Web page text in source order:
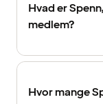
Hvad er
medlem?
Hvor mange